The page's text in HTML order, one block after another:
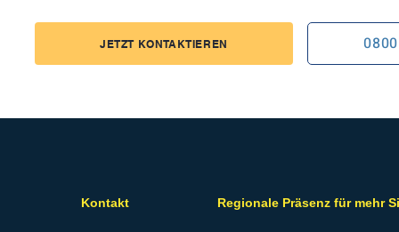
JETZT KONTAKTIEREN
Kontakt Regionale Präsenz für mehr